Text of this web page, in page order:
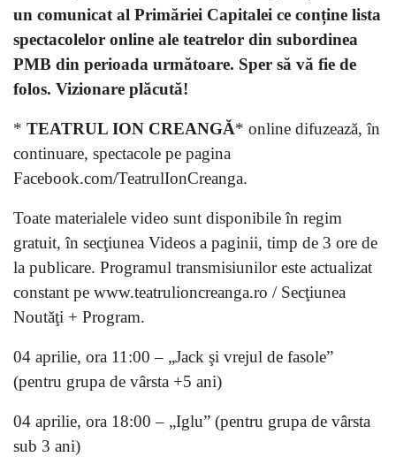
un comunicat al Primăriei Capitalei ce conține lista
spectacolelor online ale teatrelor din subordinea
PMB din perioada următoare. Sper să vă fie de
folos. Vizionare plăcută!
* TEATRUL ION CREANGĂ* online difuzează, în
continuare, spectacole pe pagina
Facebook.com/TeatrulIonCreanga.
Toate materialele video sunt disponibile în regim
gratuit, în secţiunea Videos a paginii, timp de 3 ore de
la publicare. Programul transmisiunilor este actualizat
constant pe www.teatrulioncreanga.ro / Secţiunea
Noutăţi + Program.
04 aprilie, ora 11:00 – „Jack şi vrejul de fasole”
(pentru grupa de vârsta +5 ani)
04 aprilie, ora 18:00 – „Iglu” (pentru grupa de vârsta
sub 3 ani)